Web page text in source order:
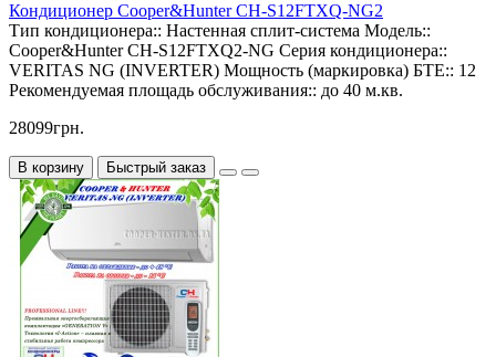
Кондиционер Cooper&Hunter CH-S12FTXQ-NG2
Тип кондиционера:: Настенная сплит-система Модель::
Cooper&Hunter CH-S12FTXQ2-NG Серия кондиционера::
VERITAS NG (INVERTER) Мощность (маркировка) БТЕ:: 12
Рекомендуемая площадь обслуживания:: до 40 м.кв.
28099грн.
В корзину Быстрый заказ